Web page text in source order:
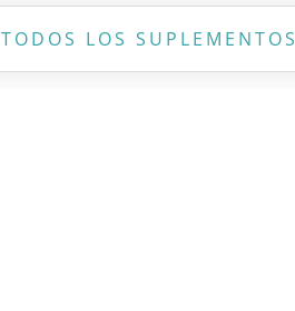
TODOS LOS SUPLEMENTOS